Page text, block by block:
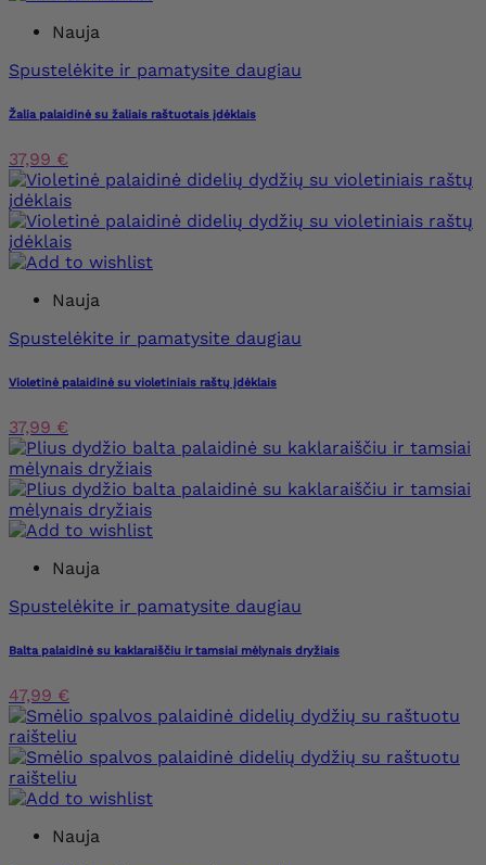
Nauja
Spustelėkite ir pamatysite daugiau
Žalia palaidinė su žaliais raštuotais įdėklais
37,99 €
Nauja
Spustelėkite ir pamatysite daugiau
Violetinė palaidinė su violetiniais raštų įdėklais
37,99 €
Nauja
Spustelėkite ir pamatysite daugiau
Balta palaidinė su kaklaraiščiu ir tamsiai mėlynais dryžiais
47,99 €
Nauja